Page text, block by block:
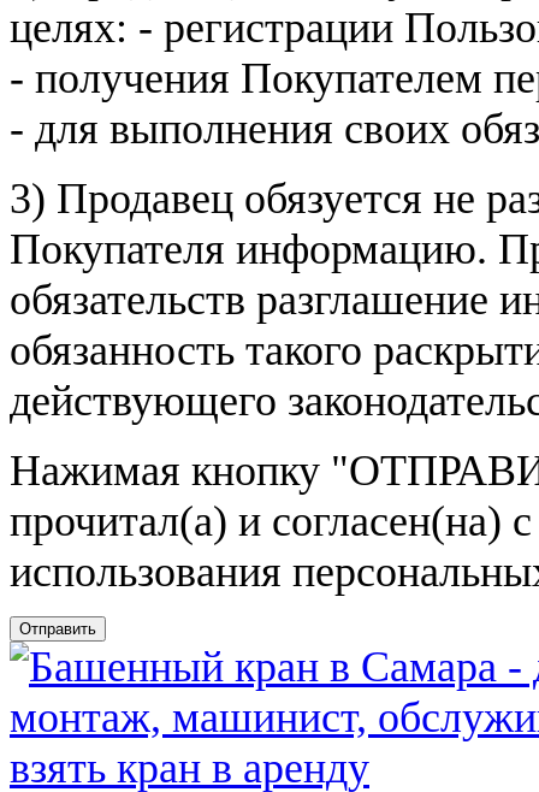
целях: - регистрации
- получения Покупателем
- для выполнения своих
3) Продавец обязуется не
Покупателя информацию.
обязательств разглашение
обязанность такого
действующего
Нажимая кнопку
прочитал(а) и согласен(на)
использования
Отправить